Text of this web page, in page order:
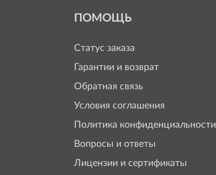
ПОМОЩЬ
Статус заказа
Гарантии и возврат
Обратная связь
Условия соглашения
Политика конфиденциальности
Вопросы и ответы
Лицензии и сертификаты